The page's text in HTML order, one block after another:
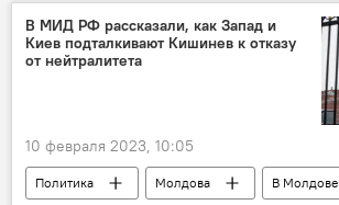
В МИД РФ рассказали, как Запад и
Киев подталкивают Кишинев к отказу
от нейтралитета
10 февраля 2023, 10:05
Политика Молдова
В Молдове